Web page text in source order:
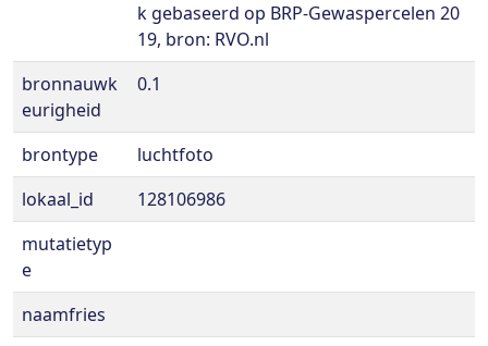
k gebaseerd op BRP-Gewaspercelen 20
19, bron: RVO.nl
bronnauwk
eurigheid
0.1
brontype
luchtfoto
lokaal_id
128106986
mutatietyp
e
naamfries